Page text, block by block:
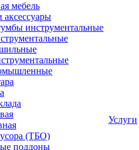
мебель
аксессуары
инструментальные
(ТБО)
поддоны
Услуги